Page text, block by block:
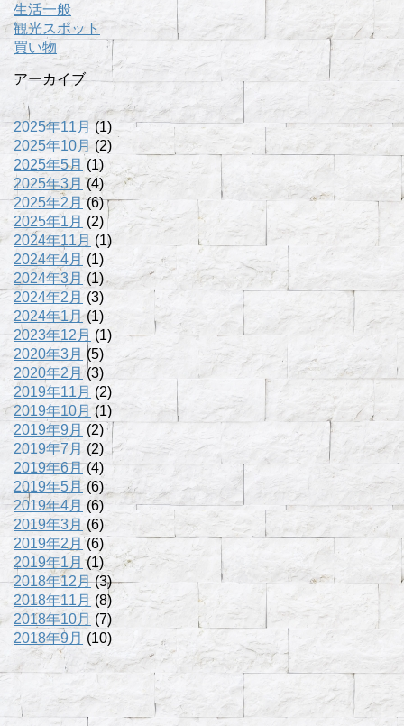
生活一般
観光スポット
買い物
アーカイブ
2025年11月 (1)
2025年10月(2)
2025年5月 (1)
2025年3月 (4)
2025年2月(6)
2025年1月 (2)
2024年11月 (1)
2024年4月 (1)
2024年3月 (1)
2024年2月 (3)
2024年1月(1)
2023年12月 (1)
2020年3月 (5)
2020年2月 (3)
2019年11月 (2)
2019年10月 (1)
2019年9月 (2)
2019年7月 (2)
2019年6月(4)
2019年5月 (6)
2019年4月 (6)
2019年3月 (6)
2019年2月 (6)
2019年1月 (1)
2018年12月(3)
2018年11月 (8)
2018年10月 (7)
2018年9月 (10)